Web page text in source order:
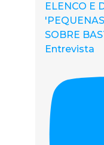
ELENCO E
SOBRE
Entrevista